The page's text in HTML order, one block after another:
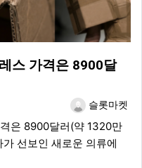
스 가격은 8900달
등록자슬롯마켓
은 8900달러(약 1320만
선보인 새로운 의류에